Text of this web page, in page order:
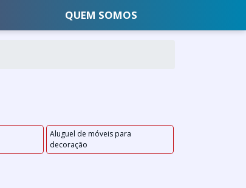
QUEM SOMOS
Aluguel de móveis para
decoração